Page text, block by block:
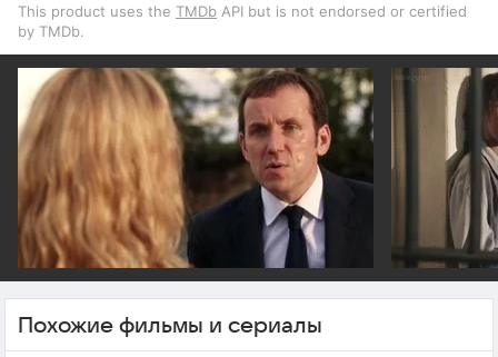
This product uses the TMDb API but is not endorsed or certified
by TMDb.
Похожие фильмы и сериалы